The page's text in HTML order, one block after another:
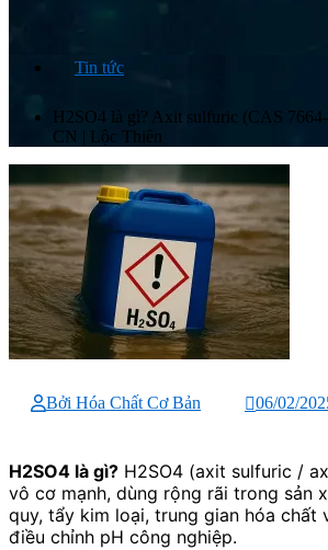
Tin tức
H2SO4 là gì? Axit sulfuric (CAS
CN | Lộc Thiên
Bởi Hóa Chất Cơ Bản 06/02/
H2SO4 là gì? H2SO4 (axit sulfuric /
vô cơ mạnh, dùng rộng rãi trong sản
quy, tẩy kim loại, trung gian hóa chất
điều chỉnh pH công nghiệp.